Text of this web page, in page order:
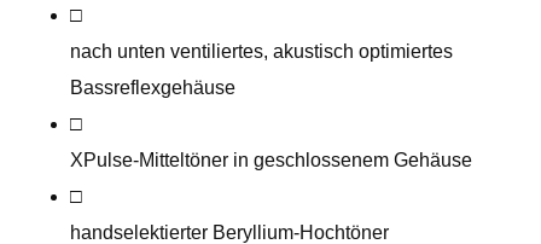
□
nach unten ventiliertes, akustisch optimiertes
Bassreflexgehäuse
□
XPulse-Mitteltöner in geschlossenem Gehäuse
□
handselektierte​r Beryllium-Hochtöner